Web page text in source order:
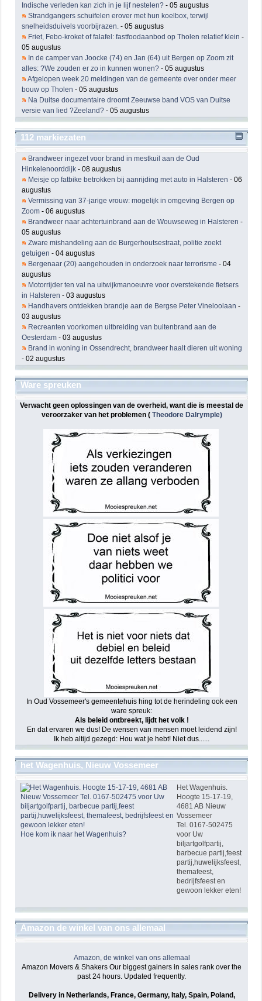
Indische verleden kan zich in je lijf nestelen? - 05 augustus
Strandgangers schuifelen erover met hun koelbox, terwijl
snelheidsduivels voorbijrazen. - 05 augustus
Friet, Febo-kroket of falafel: fastfoodaanbod op Tholen relatief klein -
05 augustus
In de camper van Joocke (74) en Jan (64) uit Bergen op Zoom zit
alles: ?We zouden er zo in kunnen wonen? - 05 augustus
Afgelopen week 20 meldingen van de gemeente over onder meer
bouw op Tholen - 05 augustus
Na Duitse documentaire droomt Zeeuwse band VOS van Duitse
versie van lied ?Zeeland? - 05 augustus
112 markiezaten
Brandweer ingezet voor brand in mestkuil aan de Oud
Hinkelenoorddijk - 08 augustus
Meisje op fatbike betrokken bij aanrijding met auto in Halsteren - 06
augustus
Vermissing van 37-jarige vrouw: mogelijk in omgeving Bergen op
Zoom - 06 augustus
Brandweer naar achtertuinbrand aan de Wouwseweg in Halsteren -
05 augustus
Zware mishandeling aan de Burgerhoutsestraat, politie zoekt
getuigen - 04 augustus
Bergenaar (20) aangehouden in onderzoek naar terrorisme - 04
augustus
Motorrijder ten val na uitwijkmanoeuvre voor overstekende fietsers
in Halsteren - 03 augustus
Handhavers ontdekken brandje aan de Bergse Peter Vineloolaan -
03 augustus
Recreanten voorkomen uitbreiding van buitenbrand aan de
Oesterdam - 03 augustus
Brand in woning in Ossendrecht, brandweer haalt dieren uit woning
- 02 augustus
Ware spreuken
Verwacht geen oplossingen van de overheid, want die is meestal de
veroorzaker van het problemen (Theodore Dalrymple)
In Oud Vossemeer's gemeentehuis hing tot de herindeling ook een
ware spreuk:
Als beleid ontbreekt, lijdt het volk !
En dat ervaren we dus! De wensen van mensen moet leidend zijn!
Ik heb altijd gezegd: Hou wat je hebt! Niet dus......
het Wagenhuis, Nieuw Vossemeer
Hoe kom ik naar het Wagenhuis?
Het Wagenhuis.
Hoogte 15-17-19,
4681 AB Nieuw
Vossemeer
Tel. 0167-502475
voor Uw
biljartgolfpartij,
barbecue partij,feest
partij,huwelijksfeest,
themafeest,
bedrijfsfeest en
gewoon lekker eten!
Amazon de winkel van ons allemaal
Amazon, de winkel van ons allemaal
Amazon Movers & Shakers Our biggest gainers in sales rank over the
past 24 hours. Updated frequently.
Delivery in Netherlands, France, Germany, Italy, Spain, Poland,